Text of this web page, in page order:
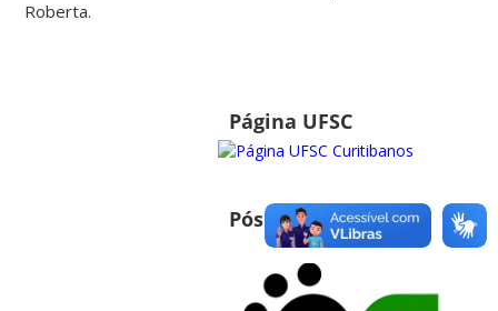
Roberta.
Página UFSC
Pós Graduação